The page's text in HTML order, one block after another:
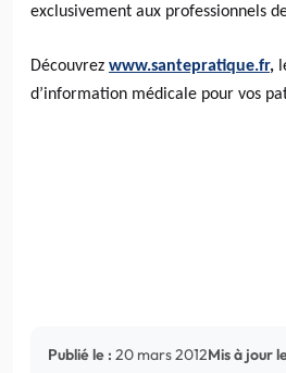
exclusivement aux professionnels
Découvrez www.santepratique.fr,
d’information médicale pour vos
Publié le : 20 mars 2012Mis à jour